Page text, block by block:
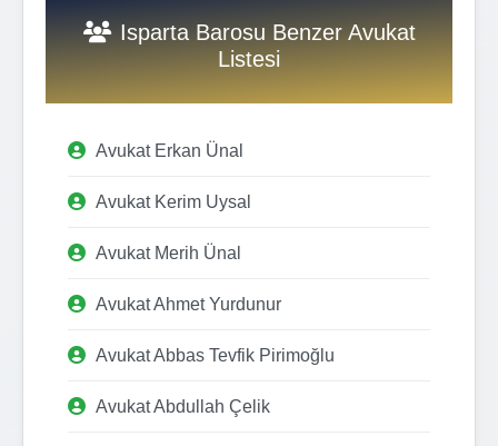
Isparta Barosu Benzer Avukat
Listesi
Avukat Erkan Ünal
Avukat Kerim Uysal
Avukat Merih Ünal
Avukat Ahmet Yurdunur
Avukat Abbas Tevfik Pirimoğlu
Avukat Abdullah Çelik